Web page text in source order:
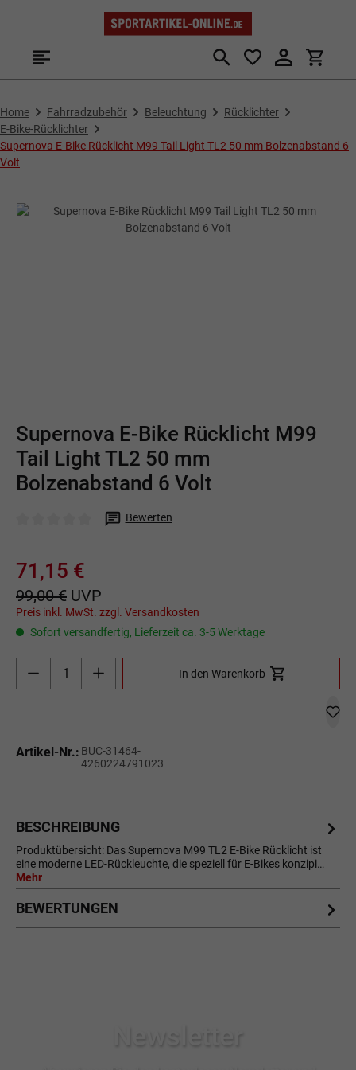
Zum Hauptinhalt springen
Home Fahrradzubehör Beleuchtung
Rücklichter
E-Bike-Rücklichter
Supernova E-Bike Rücklicht M99 Tail Light TL2 50 mm Bolzenabstand 6
Volt
Supernova E-Bike Rücklicht M99
Tail Light TL2 50 mm
Bolzenabstand 6 Volt
Bewerten
71,15 €
99,00 € UVP
Preis inkl. MwSt. zzgl. Versandkosten
Sofort versandfertig, Lieferzeit ca. 3-5 Werktage
Produkt Anzahl: Gib den gewünschten Wert
In den Warenkorb
Artikel-Nr.: BUC-31464-
4260224791023
BESCHREIBUNG
Produktübersicht: Das Supernova M99 TL2 E-Bike Rücklicht ist
eine moderne LED-Rückleuchte, die speziell für E-Bikes konzipi…
Mehr
BEWERTUNGEN